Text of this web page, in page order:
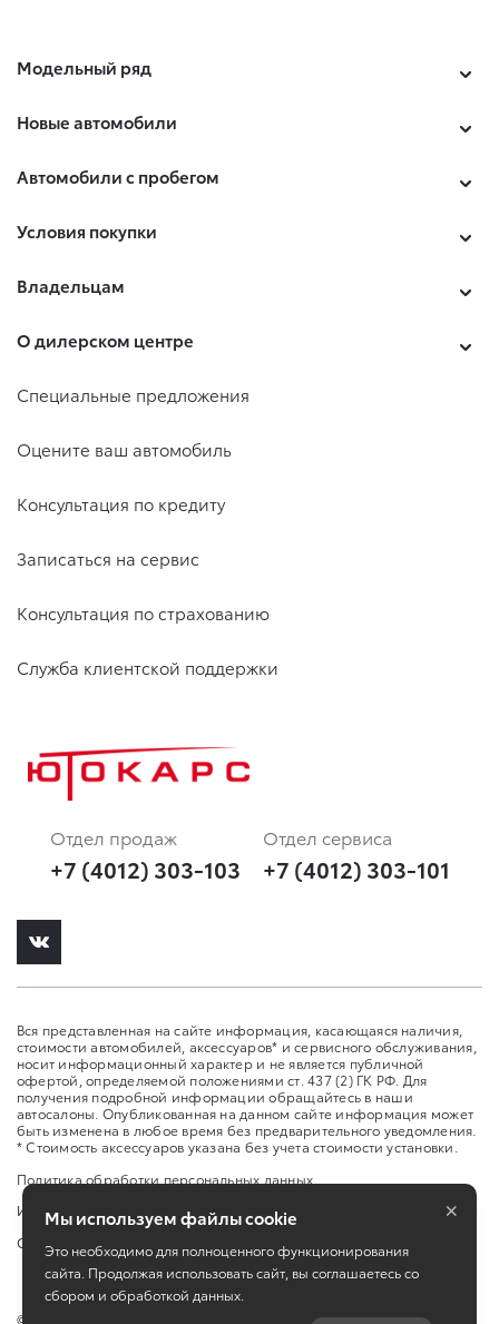
Модельный ряд
Новые автомобили
Автомобили с пробегом
Условия покупки
Владельцам
О дилерском центре
Специальные предложения
Оцените ваш автомобиль
Консультация по кредиту
Записаться на сервис
Консультация по страхованию
Служба клиентской поддержки
Отдел продаж
+7 (4012) 303-103
Отдел сервиса
+7 (4012) 303-101
Вся представленная на сайте информация, касающаяся наличия,
стоимости автомобилей, аксессуаров* и сервисного обслуживания,
носит информационный характер и не является публичной
офертой, определяемой положениями ст. 437 (2) ГК РФ. Для
получения подробной информации обращайтесь в наши
автосалоны. Опубликованная на данном сайте информация может
быть изменена в любое время без предварительного уведомления.
* Стоимость аксессуаров указана без учета стоимости установки.
Политика обработки персональных данных
Изменить настройку cookies
Сбросить cookie
©
Мы используем файлы cookie
Это необходимо для полноценного функционирования
сайта. Продолжая использовать сайт, вы соглашаетесь со
сбором и обработкой данных.
×